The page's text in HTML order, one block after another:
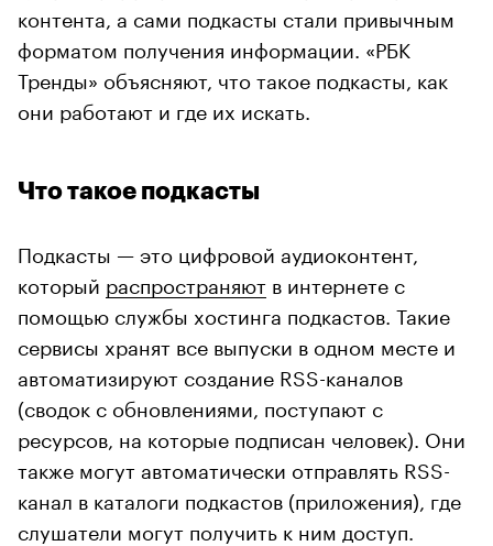
контента, а сами подкасты стали привычным
форматом получения информации. «РБК
Тренды» объясняют, что такое подкасты, как
они работают и где их искать.
Что такое подкасты
Подкасты — это цифровой аудиоконтент,
который распространяют в интернете с
помощью службы хостинга подкастов. Такие
сервисы хранят все выпуски в одном месте и
автоматизируют создание RSS-каналов
(сводок с обновлениями, поступают с
ресурсов, на которые подписан человек). Они
также могут автоматически отправлять RSS-
канал в каталоги подкастов (приложения), где
слушатели могут получить к ним доступ.